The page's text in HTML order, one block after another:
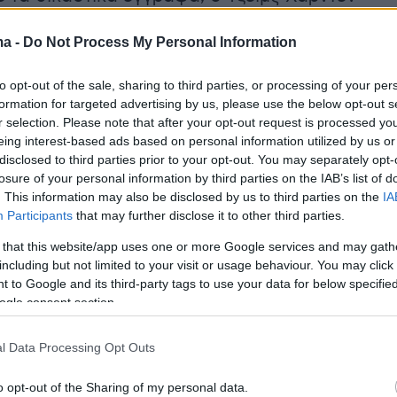
- Do Not Process My Personal Information
opt-out of the sale, sharing to third parties, or processing of your
for targeted advertising by us, please use the below opt-out
selection. Please note that after your opt-out request is processed
interest-based ads based on personal information utilized by us
to third parties prior to your opt-out. You may separately
of your personal information by third parties on the IAB’s list of
This information may also be disclosed by us to third parties on the
Participants that may further disclose it to other third parties.
that this website/app uses one or more Google services and may
but not limited to your visit or usage behaviour. You may
to Google and its third-party tags to use your data for below
consent section.
Data Processing Opt Outs
opt-out of the Sharing of my personal data.
η αστυνομία σταμάτησε το όχημά του λίγο
αστυνομικός εντόπισε ένα όπλο στη
της Mercedes του Χάρντεν. Ο ίδιος
ότι το όπλο ήταν δικό του, με
να συλληφθεί και να οδηγηθεί στις φυλακές
Χάρις, πριν αφεθεί ελεύθερος με εγγύηση.
Κλίβελαντ Καβαλίερς
Καβαλίερς εξέδωσαν ανακοίνωση,
σε διαδικασία συλλογής περισσότερων